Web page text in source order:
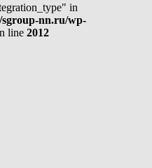
in
nn.ru/wp-
line 2012